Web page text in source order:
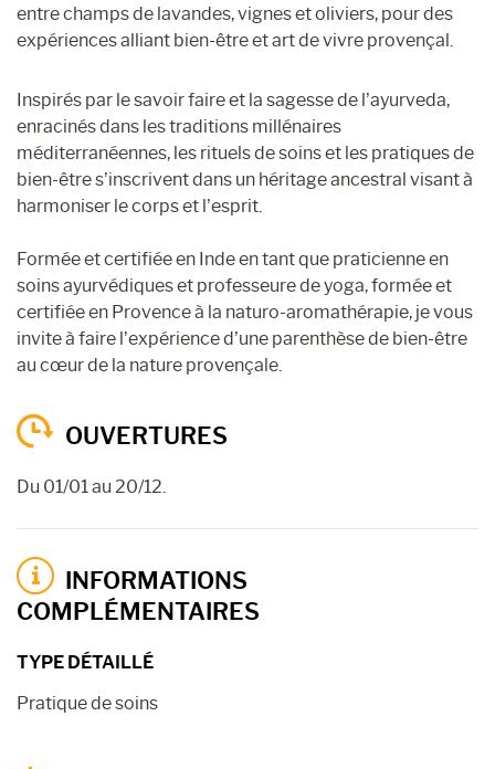
entre champs de lavandes, vignes et oliviers, pour des
expériences alliant bien-être et art de vivre provençal.
Inspirés par le savoir faire et la sagesse de l’ayurveda,
enracinés dans les traditions millénaires
méditerranéennes, les rituels de soins et les pratiques de
bien-être s’inscrivent dans un héritage ancestral visant à
harmoniser le corps et l’esprit.
Formée et certifiée en Inde en tant que praticienne en
soins ayurvédiques et professeure de yoga, formée et
certifiée en Provence à la naturo-aromathérapie, je vous
invite à faire l’expérience d’une parenthèse de bien-être
au cœur de la nature provençale.
OUVERTURES
Du 01/01 au 20/12.
INFORMATIONS
COMPLÉMENTAIRES
TYPE DÉTAILLÉ
Pratique de soins